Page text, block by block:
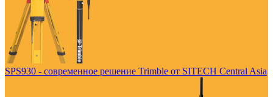
SPS930 - современное решение Trimble от SITECH Central Asia